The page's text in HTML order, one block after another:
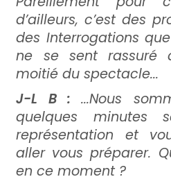
d’ailleurs, c’est des
des Interrogations
ne se sent rassuré
moitié du spectacle...
J-L B :...Nous
quelques minutes
représentation et
aller vous préparer.
en ce moment ?